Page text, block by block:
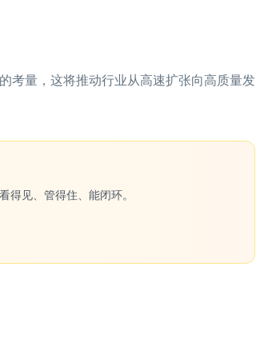
考量，这将推动行业从高速扩张向高质量发
得见、管得住、能闭环。